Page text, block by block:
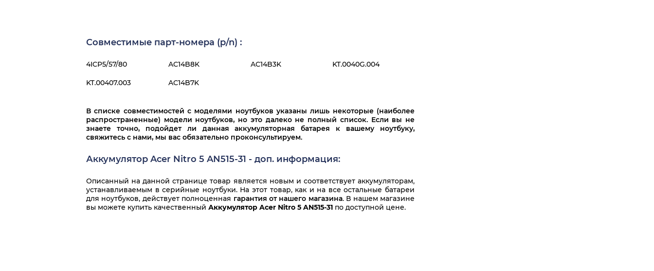
Совместимые парт-номера (p/n) :
4ICP5/57/80 AC14B8K AC14B3K KT.0040G.004
KT.00407.003 AC14B7K
В списке совместимостей с моделями ноутбуков указаны лишь некоторые (наиболее
распространенные) модели ноутбуков, но это далеко не полный список. Если вы не
знаете точно, подойдет ли данная аккумуляторная батарея к вашему ноутбуку,
свяжитесь с нами, мы вас обязательно проконсультируем.
Аккумулятор Acer Nitro 5 AN515-31 - доп. информация:
Описанный на данной странице товар является новым и соответствует аккумуляторам,
устанавливаемым в серийные ноутбуки. На этот товар, как и на все остальные батареи
для ноутбуков, действует полноценная гарантия от нашего магазина. В нашем магазине
вы можете купить качественный Аккумулятор Acer Nitro 5 AN515-31 по доступной цене.